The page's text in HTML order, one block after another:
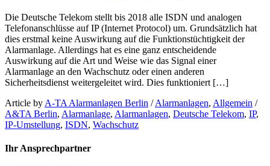
Die Deutsche Telekom stellt bis 2018 alle ISDN und analogen
Telefonanschlüsse auf IP (Internet Protocol) um. Grundsätzlich hat
dies erstmal keine Auswirkung auf die Funktionstüchtigkeit der
Alarmanlage. Allerdings hat es eine ganz entscheidende
Auswirkung auf die Art und Weise wie das Signal einer
Alarmanlage an den Wachschutz oder einen anderen
Sicherheitsdienst weitergeleitet wird. Dies funktioniert […]
Article by A-TA Alarmanlagen Berlin /Alarmanlagen, Allgemein /
A&TA Berlin, Alarmanlage, Alarmanlagen, Deutsche Telekom, IP,
IP-Umstellung, ISDN, Wachschutz
Ihr Ansprechpartner